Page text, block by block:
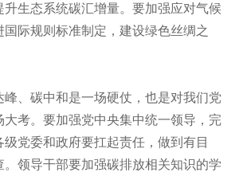
升生态系统碳汇增量。要加强应对气候
际规则标准制定，建设绿色丝绸之
、碳中和是一场硬仗，也是对我们党
大考。要加强党中央集中统一领导，完
党委和政府要扛起责任，做到有目
领导干部要加强碳排放相关知识的学